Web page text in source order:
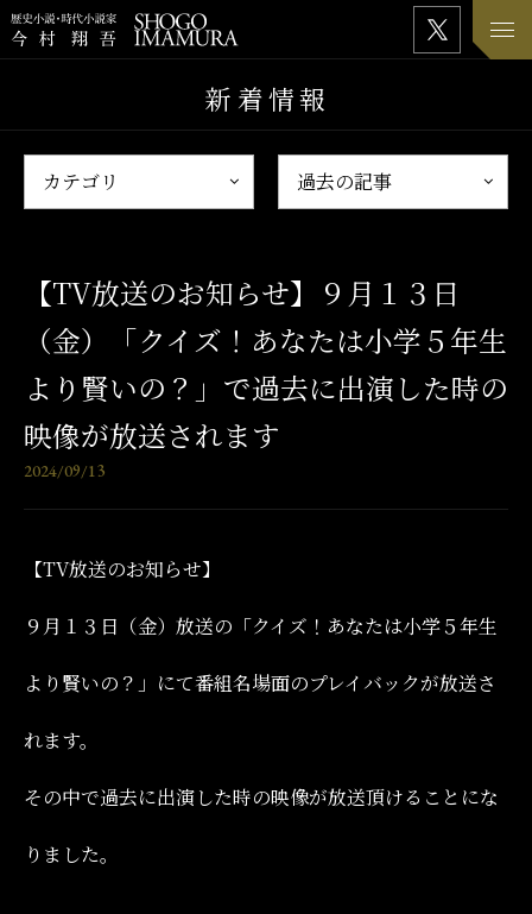
新着情報
【TV放送のお知らせ】９月１３日
（金）「クイズ！あなたは小学５年生
より賢いの？」で過去に出演した時の
映像が放送されます
2024/09/13
【TV放送のお知らせ】
９月１３日（金）放送の「クイズ！あなたは小学５年生
より賢いの？」にて番組名場面のプレイバックが放送さ
れます。
その中で過去に出演した時の映像が放送頂けることにな
りました。